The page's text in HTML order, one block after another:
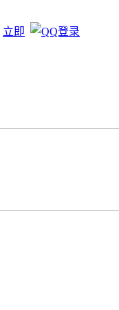
立即